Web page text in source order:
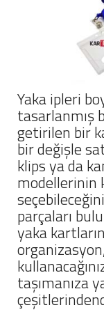
Yaka ipleri
tasarlanmış
getirilen bir
bir değişle
klips ya da
modellerinin
parçaları
yaka
taşımanıza